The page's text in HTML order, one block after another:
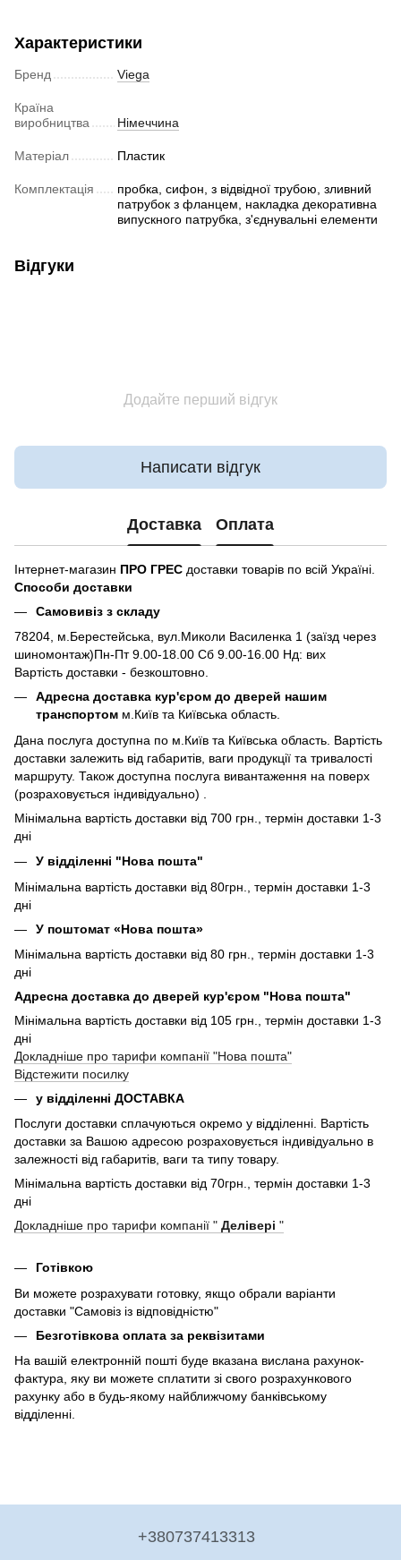
Характеристики
Бренд Viega
Країна
виробництва
Німеччина
Матеріал Пластик
Комплектація
пробка, сифон, з відвідної трубою, зливний
патрубок з фланцем, накладка декоративна
випускного патрубка, з'єднувальні елементи
Відгуки
Додайте перший відгук
Написати відгук
Доставка Оплата
Інтернет-магазин ПРО ГРЕС доставки товарів по всій Україні.
Способи доставки
Самовивіз з складу
78204, м.Берестейська, вул.Миколи Василенка 1 (заїзд через
шиномонтаж)Пн-Пт 9.00-18.00 Сб 9.00-16.00 Нд: вих
Вартість доставки - безкоштовно.
Адресна доставка кур'єром до дверей нашим
транспортом м.Київ та Київська область.
Дана послуга доступна по м.Київ та Київська область. Вартість
доставки залежить від габаритів, ваги продукції та тривалості
маршруту. Також доступна послуга вивантаження на поверх
(розраховується індивідуально) .
Мінімальна вартість доставки від 700 грн., термін доставки 1-3
дні
У відділенні "Нова пошта"
Мінімальна вартість доставки від 80грн., термін доставки 1-3
дні
У поштомат «Нова пошта»
Мінімальна вартість доставки від 80 грн., термін доставки 1-3
дні
Адресна доставка до дверей кур'єром "Нова пошта"
Мінімальна вартість доставки від 105 грн., термін доставки 1-3
дні
Докладніше про тарифи компанії "Нова пошта"
Відстежити посилку
у відділенні ДОСТАВКА
Послуги доставки сплачуються окремо у відділенні. Вартість
доставки за Вашою адресою розраховується індивідуально в
залежності від габаритів, ваги та типу товару.
Мінімальна вартість доставки від 70грн., термін доставки 1-3
дні
Докладніше про тарифи компанії " Делівері "
Готівкою
Ви можете розрахувати готовку, якщо обрали варіанти
доставки "Самовіз із відповідністю"
Безготівкова оплата за реквізитами
На вашій електронній пошті буде вказана вислана рахунок-
фактура, яку ви можете сплатити зі свого розрахункового
рахунку або в будь-якому найближчому банківському
відділенні.
+380737413313